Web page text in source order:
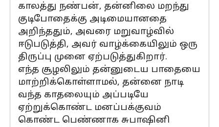
காலத்து நண்பன், தன்னிலை மறந்து
குடிபோதைக்கு அடிமையானதை
அறிந்ததும், அவரை மறுவாழ்வில்
ஈடுபடுத்தி, அவர் வாழ்க்கையிலும் ஒரு
திருப்பு முனை ஏற்படுத்துகிறார்.
எந்த சூழலிலும் தன்னுடைய பாதையை
மாற்றிக்கொள்ளாமல், தன்னை நாடி
வந்த காதலையும் அப்படியே
ஏற்றுக்கொண்ட மனப்பக்குவம்
கொண்ட பெண்ணாக சுபாஷினி